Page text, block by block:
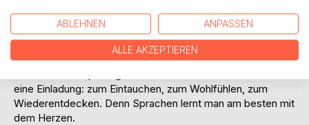
die nicht nur Sprachkenntnisse aktivieren, sondern auch
kleine Auszeiten vom Alltag schenken. Jede Geschichte ist
dabei so konzipiert, dass sie leicht zugänglich ist und
dennoch genügend Tiefe bietet, um Wortschatz zu
eine Einladung: zum Eintauchen, zum Wohlfühlen, zum
Wiederentdecken. Denn Sprachen lernt man am besten mit
dem Herzen.
ABLEHNEN ANPASSEN
ALLE AKZEPTIEREN